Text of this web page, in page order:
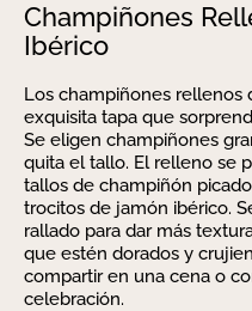
Champiñones
Ibérico
Los champiñones rellenos
exquisita tapa que
Se eligen champiñones
quita el tallo. El relleno se
tallos de champiñón
trocitos de jamón ibérico.
rallado para dar más
que estén dorados y
compartir en una cena o
celebración.